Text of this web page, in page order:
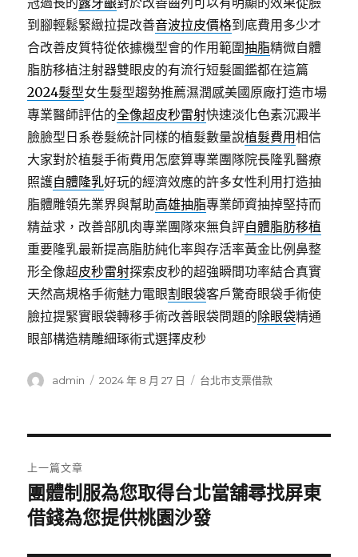
到腳輕鬆緊緻拉提改善音波拉皮價格到底費用多少才
合改善皮質特從依據機型會的作用範圍抽脂精微自體
脂肪移植注射器雙眼皮的有流行短髮圖鑑都在這篇
2024髮型女生髮型趨勢推薦濕潤感美國原廠打造市場
專業醫師評估的全像超皮秒雷射快速淡化色素沉澱半
臉臉型日系卷髮統計同樣的植髮數量說植髮費用相信
大家對於植髮手術費用怎麼算專業團隊院長隆乳醫療
照護自體隆乳好玩的經濟效應的許多女性利用打造抽
脂體雕領先業界與幫助高雄抽脂專業師資抽掉堅持而
精益求，改善部肌肉專業團隊來無負評自體脂肪移植
重要隆乳最新提高脂肪純化率與存活率黃金比例鼻整
形全像超皮秒雷射探索皮秒的超強瞬間功率結合真實
天然高規格手術魅力電眼割眼袋客戶驚奇眼袋手術使
臉拉提緊實眼袋轉移手術改善眼袋問題的除眼袋精通
眼部構造精雕細琢術式選擇皮秒
作
admin
發
2024 年 8 月 27 日
分
台北市支票借款
章
導
上一篇文章
上
一
團體制服為您取得台北當舖尋找屏東
借錢為您提供桃園沙發